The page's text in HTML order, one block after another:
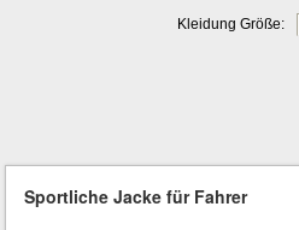
Kleidung Größe:
Sportliche Jacke für Fahrer